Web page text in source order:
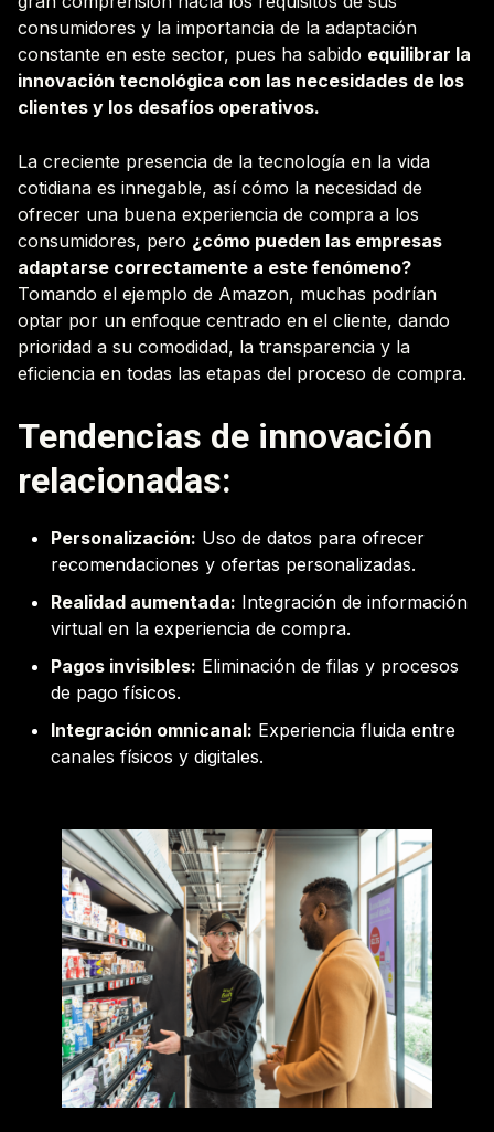
consumidores y la importancia de la adaptación
constante en este sector, pues ha sabido equilibrar la
innovación tecnológica con las necesidades de los
clientes y los desafíos operativos.
La creciente presencia de la tecnología en la vida
cotidiana es innegable, así cómo la necesidad de
ofrecer una buena experiencia de compra a los
consumidores, pero ¿cómo pueden las empresas
adaptarse correctamente a este fenómeno?
Tomando el ejemplo de Amazon, muchas podrían
optar por un enfoque centrado en el cliente, dando
prioridad a su comodidad, la transparencia y la
eficiencia en todas las etapas del proceso de compra.
Tendencias de innovación
relacionadas:
Personalización: Uso de datos para ofrecer
recomendaciones y ofertas personalizadas.
Realidad aumentada: Integración de información
virtual en la experiencia de compra.
Pagos invisibles: Eliminación de filas y procesos
de pago físicos.
Integración omnicanal: Experiencia fluida entre
canales físicos y digitales.